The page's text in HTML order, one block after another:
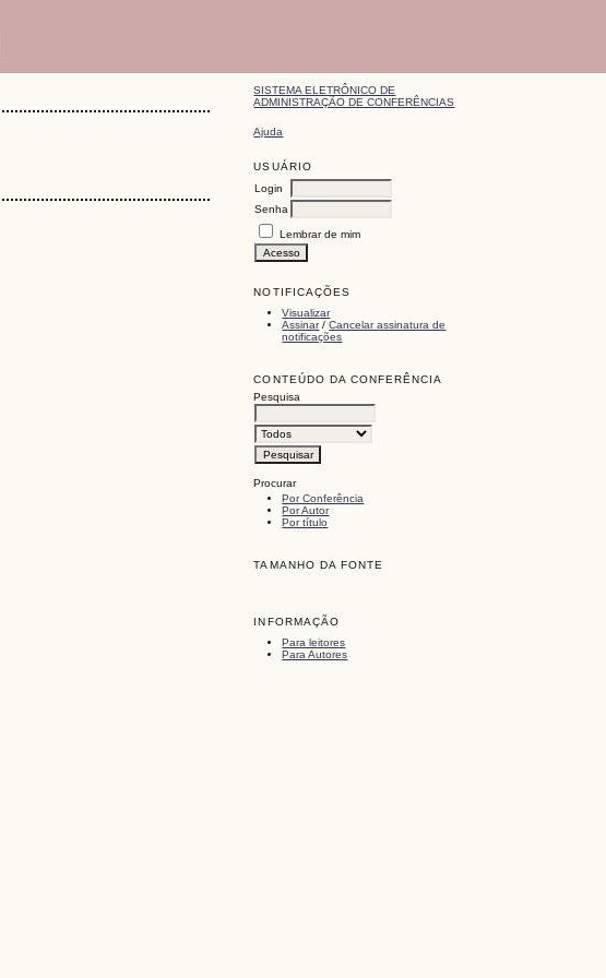
SISTEMA ELETRÔNICO DE
ADMINISTRAÇÃO DE CONFERÊNCIAS
Ajuda
USUÁRIO
Login
Senha
Lembrar de mim
NOTIFICAÇÕES
Visualizar
Assinar/Cancelar assinatura de
notificações
CONTEÚDO DA CONFERÊNCIA
Pesquisa
Procurar
Por Conferência
Por Autor
Por título
TAMANHO DA FONTE
INFORMAÇÃO
Para leitores
Para Autores